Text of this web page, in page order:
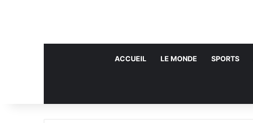
ACCUEIL LE MONDE SPORTS